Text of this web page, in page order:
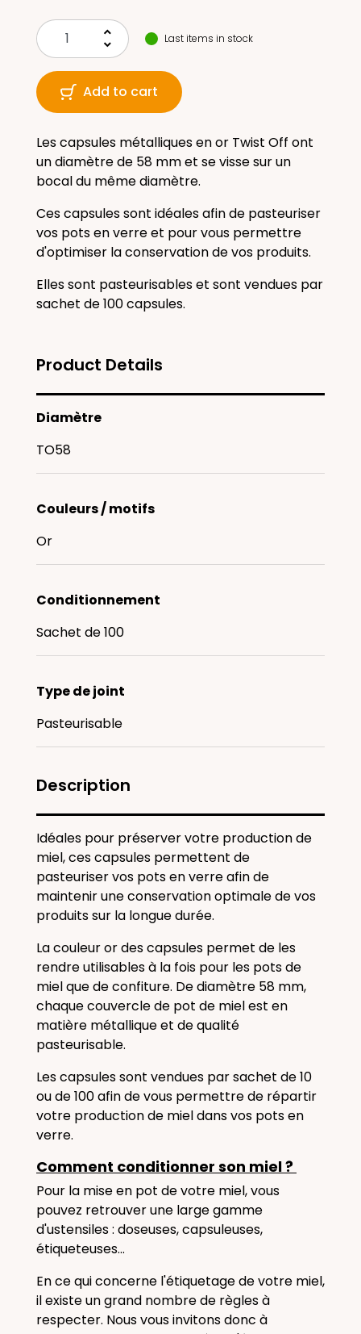
keyboard_arrow_up
keyboard_arrow_down
Last items in stock
Add to cart
Les capsules métalliques en or Twist Off ont
un diamètre de 58 mm et se visse sur un
bocal du même diamètre.
Ces capsules sont idéales afin de pasteuriser
vos pots en verre et pour vous permettre
d'optimiser la conservation de vos produits.
Elles sont pasteurisables et sont vendues par
sachet de 100 capsules.
Product Details
Diamètre
TO58
Couleurs / motifs
Or
Conditionnement
Sachet de 100
Type de joint
Pasteurisable
Description
Idéales pour préserver votre production de
miel, ces capsules permettent de
pasteuriser vos pots en verre afin de
maintenir une conservation optimale de vos
produits sur la longue durée.
La couleur or des capsules permet de les
rendre utilisables à la fois pour les pots de
miel que de confiture. De diamètre 58 mm,
chaque couvercle de pot de miel est en
matière métallique et de qualité
pasteurisable.
Les capsules sont vendues par sachet de 10
ou de 100 afin de vous permettre de répartir
votre production de miel dans vos pots en
verre.
Comment conditionner son miel ?
Pour la mise en pot de votre miel, vous
pouvez retrouver une large gamme
d'ustensiles : doseuses, capsuleuses,
étiqueteuses...
En ce qui concerne l'étiquetage de votre miel,
il existe un grand nombre de règles à
respecter. Nous vous invitons donc à